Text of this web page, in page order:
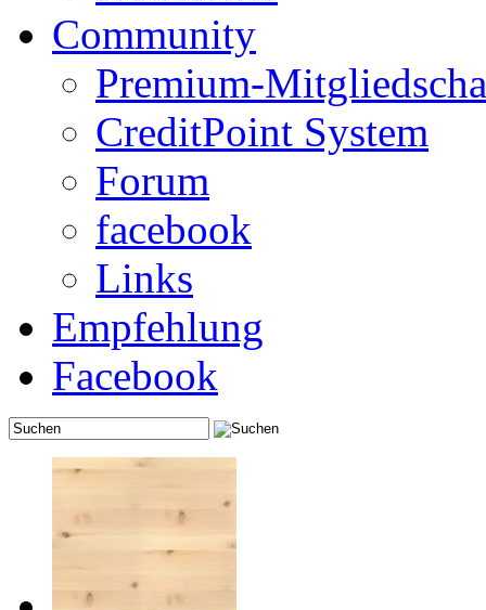
Community
Premium-
CreditPoint System
Forum
facebook
Links
Empfehlung
Facebook